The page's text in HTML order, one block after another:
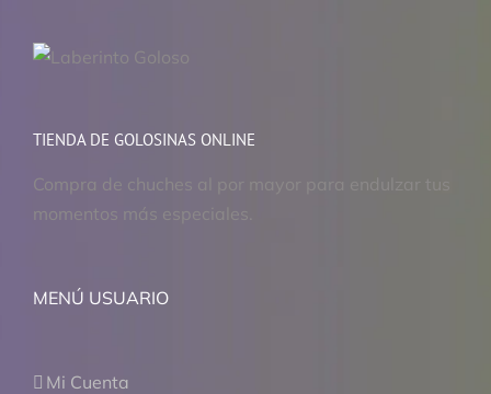
TIENDA DE GOLOSINAS ONLINE
Compra de chuches al por mayor para endulzar tus
momentos más especiales.
MENÚ USUARIO
Mi Cuenta